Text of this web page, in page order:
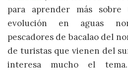
para aprender más
evolución en aguas
pescadores de bacalao del
de turistas que vienen del
interesa mucho el